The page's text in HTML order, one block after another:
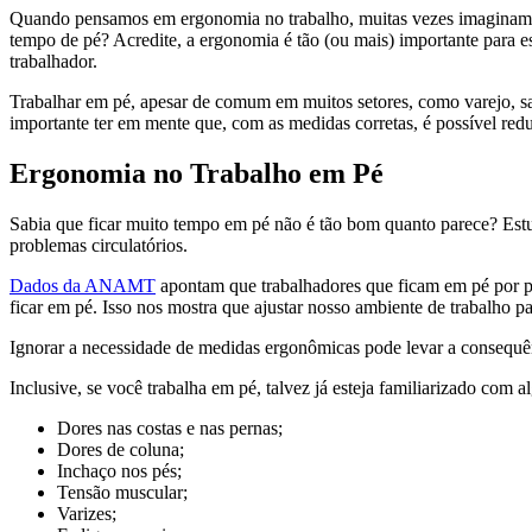
Quando pensamos em ergonomia no trabalho, muitas vezes
tempo de pé? Acredite, a ergonomia é tão (ou mais) importante para
trabalhador.
Trabalhar em pé, apesar de comum em muitos setores, como varejo,
importante ter em mente que, com as medidas corretas, é possível
Ergonomia no Trabalho em Pé
Sabia que ficar muito tempo em pé não é tão bom quanto parece?
problemas circulatórios.
Dados da ANAMT apontam que trabalhadores que ficam em pé por
ficar em pé. Isso nos mostra que ajustar nosso ambiente de trabalho
Ignorar a necessidade de medidas ergonômicas pode levar a
Inclusive, se você trabalha em pé, talvez já esteja familiarizado com
Dores nas costas e nas pernas;
Dores de coluna;
Inchaço nos pés;
Tensão muscular;
Varizes;